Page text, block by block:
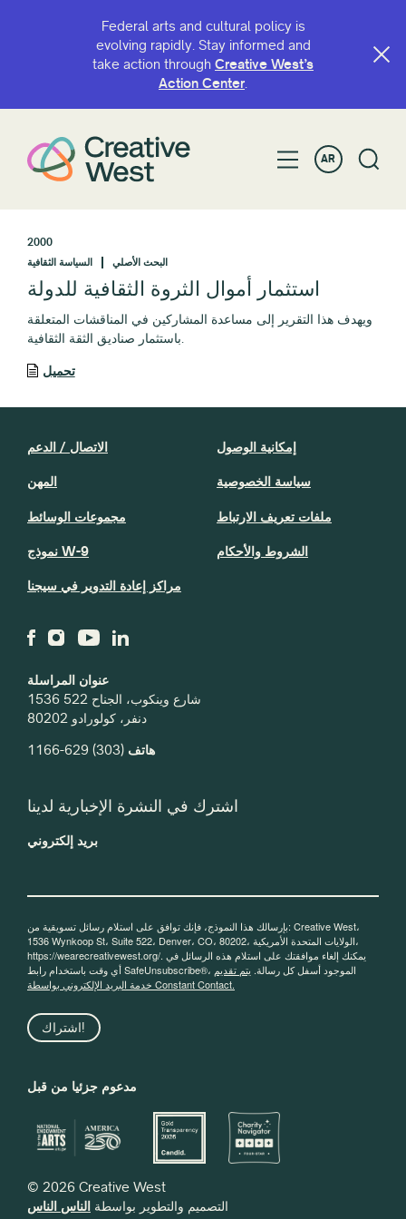
Federal arts and cultural policy is
evolving rapidly. Stay informed and
take action through Creative West’s
Action Center.
AR
2000
السياسة الثقافية
البحث الأصلي
استثمار أموال الثروة الثقافية للدولة
ويهدف هذا التقرير إلى مساعدة المشاركين في المناقشات المتعلقة
باستثمار صناديق الثقة الثقافية.
تحميل
عنوان المراسلة
1536 شارع وينكوب، الجناح 522
دنفر، كولورادو 80202
هاتف (303) 629-1166
الاتصال / الدعم
المهن
مجموعات الوسائط
نموذج W-9
مراكز إعادة التدوير في سيجنا
إمكانية الوصول
سياسة الخصوصية
ملفات تعريف الارتباط
الشروط والأحكام
اشترك في النشرة الإخبارية لدينا
بريد إلكتروني
بإرسالك هذا النموذج، فإنك توافق على استلام رسائل تسويقية من: Creative West،
1536 Wynkoop St، Suite 522، Denver، CO، 80202، الولايات المتحدة الأمريكية،
https://wearecreativewest.org/. يمكنك إلغاء موافقتك على استلام هذه الرسائل في
أي وقت باستخدام رابط SafeUnsubscribe®، الموجود أسفل كل رسالة. يتم تقديم
خدمة البريد الإلكتروني بواسطة Constant Contact.
اشتراك!
مدعوم جزئيا من قبل
© 2026 Creative West
التصميم والتطوير بواسطة الناس الناس